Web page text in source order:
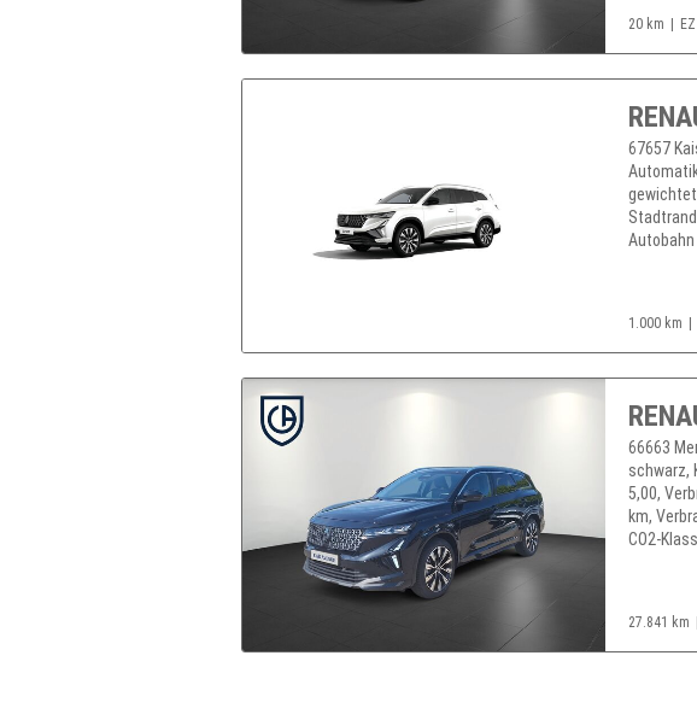
20 km
67657
Autobahn
1.000 km
66663
schwarz,
5,00,
km,
CO2-
27.841 km